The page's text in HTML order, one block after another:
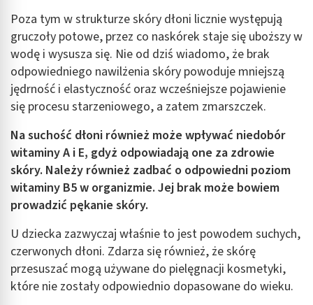
Poza tym w strukturze skóry dłoni licznie występują
gruczoły potowe, przez co naskórek staje się uboższy w
wodę i wysusza się. Nie od dziś wiadomo, że brak
odpowiedniego nawilżenia skóry powoduje mniejszą
jędrność i elastyczność oraz wcześniejsze pojawienie
się procesu starzeniowego, a zatem zmarszczek.
Na suchość dłoni również może wpływać niedobór
witaminy A i E, gdyż odpowiadają one za zdrowie
skóry. Należy również zadbać o odpowiedni poziom
witaminy B5 w organizmie. Jej brak może bowiem
prowadzić pękanie skóry.
U dziecka zazwyczaj właśnie to jest powodem suchych,
czerwonych dłoni. Zdarza się również, że skórę
przesuszać mogą używane do pielęgnacji kosmetyki,
które nie zostały odpowiednio dopasowane do wieku.